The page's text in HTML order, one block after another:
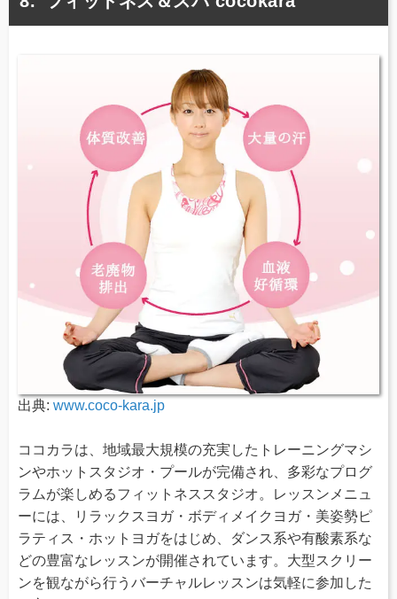
出典: www.coco-kara.jp
ココカラは、地域最大規模の充実したトレーニングマシ
ンやホットスタジオ・プールが完備され、多彩なプログ
ラムが楽しめるフィットネススタジオ。レッスンメニュ
ーには、リラックスヨガ・ボディメイクヨガ・美姿勢ピ
ラティス・ホットヨガをはじめ、ダンス系や有酸素系な
どの豊富なレッスンが開催されています。大型スクリー
ンを観ながら行うバーチャルレッスンは気軽に参加した